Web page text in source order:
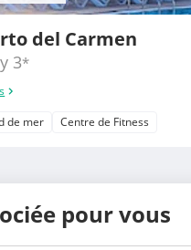
del Carmen
3*
de mer Centre de Fitness
pour vous